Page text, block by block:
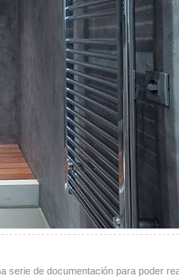
serie de documentación para poder